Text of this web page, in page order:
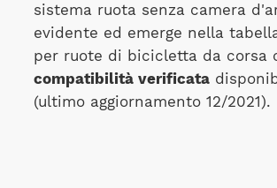
sistema ruota senza camera
evidente ed emerge nella
per ruote di bicicletta da corsa
compatibilità verificata
(ultimo aggiornamento 12/2021).